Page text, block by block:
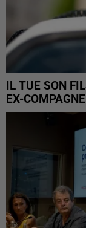
IL TUE SON
EX-